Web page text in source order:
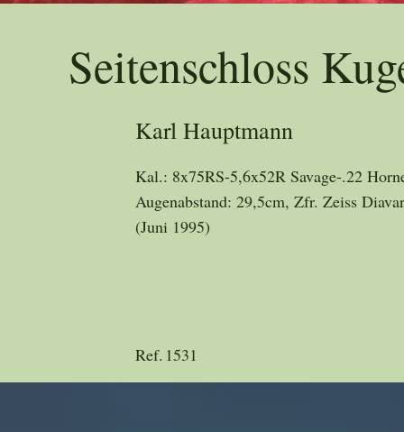
Seitenschloss
Karl Hauptmann
Kal.: 8x75RS-5,6x52R Savage-.22
Augenabstand: 29,5cm, Zfr. Zeiss
(Juni 1995)
Ref. 1531